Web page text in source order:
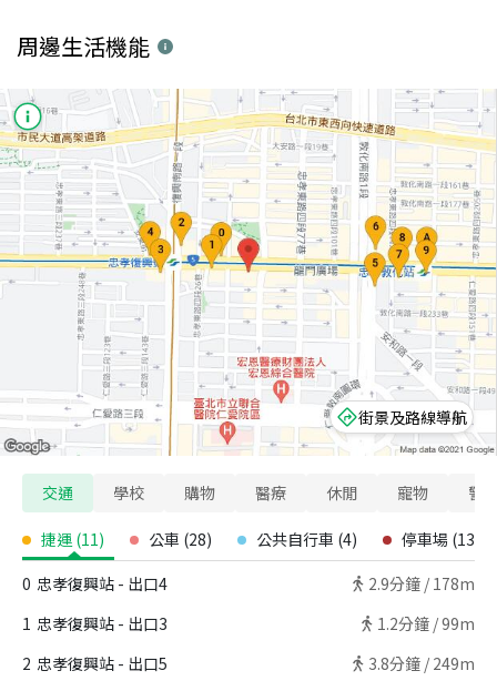
周邊生活機能
街景及路線導航
交通 學校 購物 醫療 休閒 寵物 警
捷運 (11) 公車 (28) 公共自行車 (4) 停車場 (13
0 忠孝復興站 - 出口4 2.9分鐘 / 178m
1 忠孝復興站 - 出口3 1.2分鐘 /99m
2 忠孝復興站 - 出口5 3.8分鐘 / 249m